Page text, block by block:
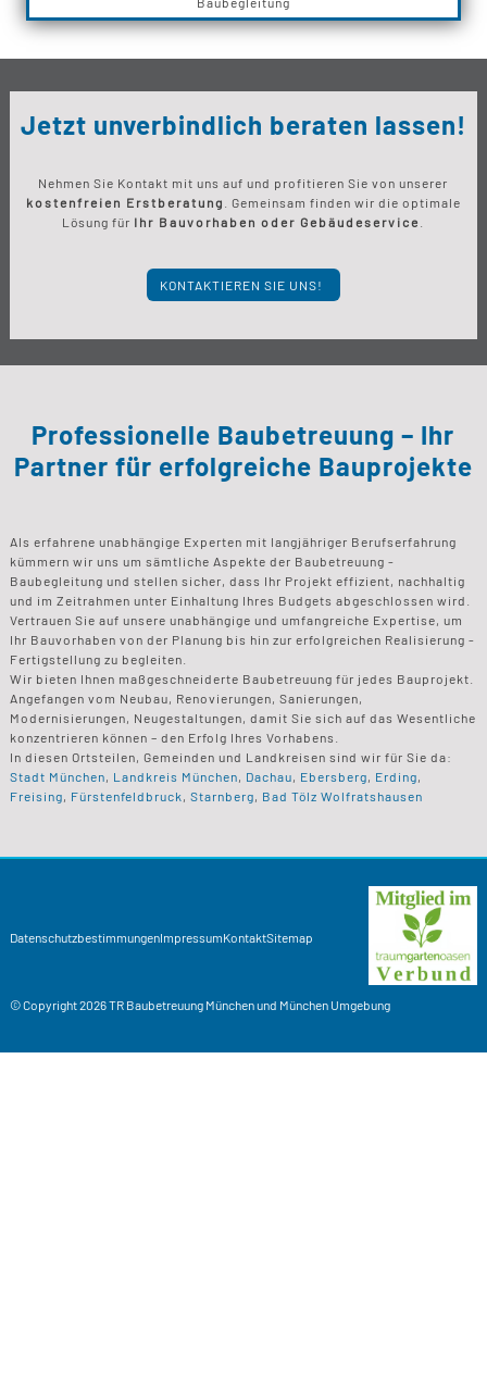
Jetzt unverbindlich beraten lassen!
Nehmen Sie Kontakt mit uns auf und profitieren Sie von unserer
kostenfreien Erstberatung
. Gemeinsam finden wir die optimale
Lösung für Ihr Bauvorhaben oder Gebäudeservice
KONTAKTIEREN SIE UNS!
Professionelle Baubetreuung – Ihr
Partner für erfolgreiche Bauprojekte
Als erfahrene unabhängige Experten mit langjähriger Berufserfahrung
kümmern wir uns um sämtliche Aspekte der Baubetreuung -
Baubegleitung und stellen sicher, dass Ihr Projekt effizient, nachhaltig
und im Zeitrahmen unter Einhaltung Ihres Budgets abgeschlossen wird.
Vertrauen Sie auf unsere unabhängige und umfangreiche Expertise, um
Ihr Bauvorhaben von der Planung bis hin zur erfolgreichen Realisierung -
Fertigstellung zu begleiten.
Wir bieten Ihnen maßgeschneiderte Baubetreuung für jedes Bauprojekt.
Angefangen vom Neubau, Renovierungen, Sanierungen,
Modernisierungen, Neugestaltungen, damit Sie sich auf das Wesentliche
konzentrieren können – den Erfolg Ihres Vorhabens.
In diesen Ortsteilen, Gemeinden und Landkreisen sind wir für Sie da:
Stadt München, Landkreis München, Dachau, Ebersberg, Erding,
Freising, Fürstenfeldbruck, Starnberg, Bad Tölz Wolfratshausen
DatenschutzbestimmungenImpressumKontaktSitemap
© Copyright 2026TR BaubetreuungMünchen und München Umgebung